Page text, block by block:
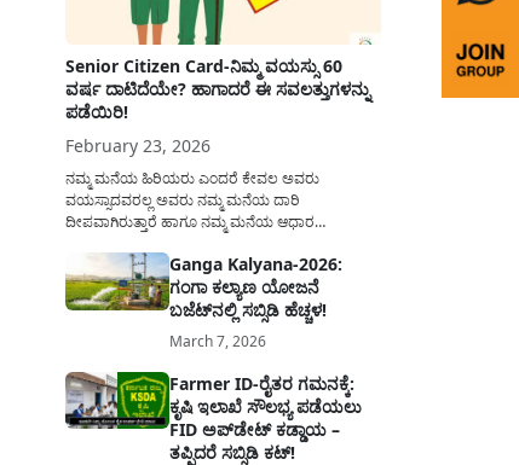
Senior Citizen Card-ನಿಮ್ಮ ವಯಸ್ಸು 60
ವರ್ಷ ದಾಟಿದೆಯೇ? ಹಾಗಾದರೆ ಈ ಸವಲತ್ತುಗಳನ್ನು
ಪಡೆಯಿರಿ!
February 23, 2026
ನಮ್ಮ ಮನೆಯ ಹಿರಿಯರು ಎಂದರೆ ಕೇವಲ ಅವರು
ವಯಸ್ಸಾದವರಲ್ಲ ಅವರು ನಮ್ಮ ಮನೆಯ ದಾರಿ
ದೀಪವಾಗಿರುತ್ತಾರೆ ಹಾಗೂ ನಮ್ಮ ಮನೆಯ ಆಧಾರ
ಸಮಾಜಕ್ಕಾಗಿ ದುಡಿತಿರುತ್ತಾರೆ ಹಾಗೆಯೇ ಅವರು ತಮ್ಮ 60
ವರ್ಷಗಳ ನಂತರದ ಜೀವನವನ್ನು ನೆಮ್ಮದಿಯಿಂದ
ಕಳೆಯಬೇಕೆಂಬುದು ಪ್ರತಿಯೊಬ್ಬರ ಕನಸಾಗಿರುತ್ತದೆ ಆದ್ದರಿಂದ
ಸರ್ಕಾರವು ಹಿರಿಯ ನಾಗರಿಕರ ಗುರುತಿನ ಚೀಟಿ...
Ganga Kalyana-2026:
ಗಂಗಾ ಕಲ್ಯಾಣ ಯೋಜನೆ
ಬಜೆಟ್‌ನಲ್ಲಿ ಸಬ್ಸಿಡಿ ಹೆಚ್ಚಳ!
March 7, 2026
Farmer ID-ರೈತರ ಗಮನಕ್ಕೆ:
ಕೃಷಿ ಇಲಾಖೆ ಸೌಲಭ್ಯ ಪಡೆಯಲು
FID ಅಪ್‌ಡೇಟ್ ಕಡ್ಡಾಯ –
ತಪ್ಪಿದರೆ ಸಬ್ಸಿಡಿ ಕಟ್!